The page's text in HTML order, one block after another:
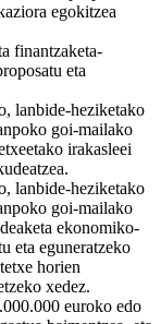
egokitzea
finantzaketa-
eta
lanbide-heziketako
goi-mailako
irakasleei
lanbide-heziketako
goi-mailako
ekonomiko-
eta eguneratzeko
horien
xedez.
euroko edo